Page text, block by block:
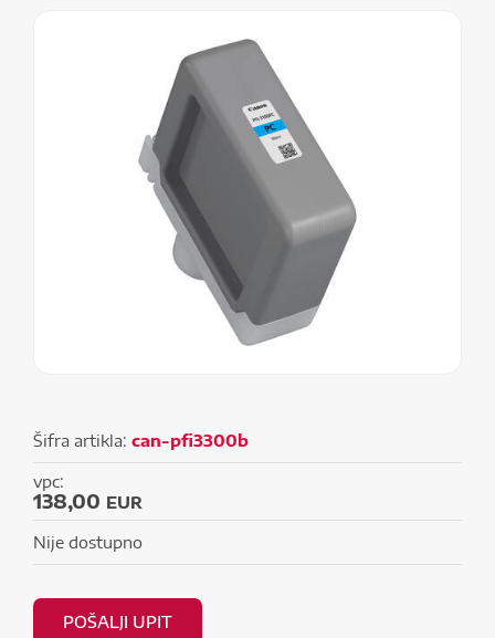
Šifra artikla: can-pfi3300b
vpc:
138,00 EUR
Nije dostupno
POŠALJI UPIT